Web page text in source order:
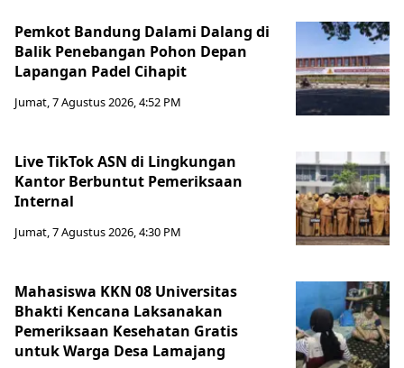
Pemkot Bandung Dalami Dalang di
Balik Penebangan Pohon Depan
Lapangan Padel Cihapit
Jumat, 7 Agustus 2026, 4:52 PM
Live TikTok ASN di Lingkungan
Kantor Berbuntut Pemeriksaan
Internal
Jumat, 7 Agustus 2026, 4:30 PM
Mahasiswa KKN 08 Universitas
Bhakti Kencana Laksanakan
Pemeriksaan Kesehatan Gratis
untuk Warga Desa Lamajang